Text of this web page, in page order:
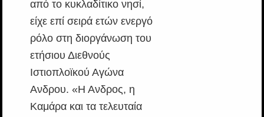
από το κυκλαδίτικο νησί,
είχε επί σειρά ετών ενεργό
ρόλο στη διοργάνωση του
ετήσιου Διεθνούς
Ιστιοπλοϊκού Αγώνα
Ανδρου. «Η Ανδρος, η
Καμάρα και τα τελευταία